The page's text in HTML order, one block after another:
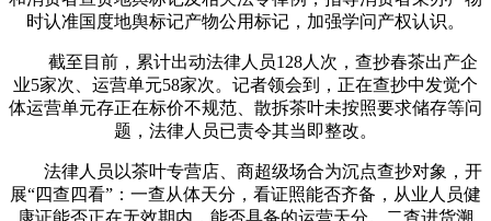
时认准国度地舆标记产物公用标记，加强学问产权认识。
截至目前，累计出动法律人员128人次，查抄春茶出产企
业5家次、运营单元58家次。记者领会到，正在查抄中发觉个
体运营单元存正在标价不规范、散拆茶叶未按照要求储存等问
题，法律人员已责令其当即整改。
法律人员以茶叶专营店、商超级场合为沉点查抄对象，开
展“四查四看”：一查从体天分，看证照能否齐备，从业人员健
康证能否正在无效期内，能否具备的运营天分。二查进货溯